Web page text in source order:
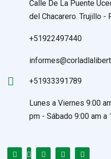
Calle De La Puente
del Chacarero. Trujillo -
+51922497440
+51933391789
Lunes a Viernes 9:00
pm - Sábado 9:00 am a